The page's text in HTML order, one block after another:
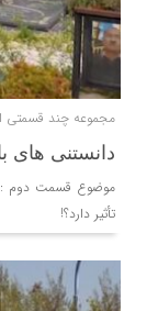
مجموعه چند قسمتی
دانستنی
موضوع قسمت دوم :
تأثیر دارد؟!